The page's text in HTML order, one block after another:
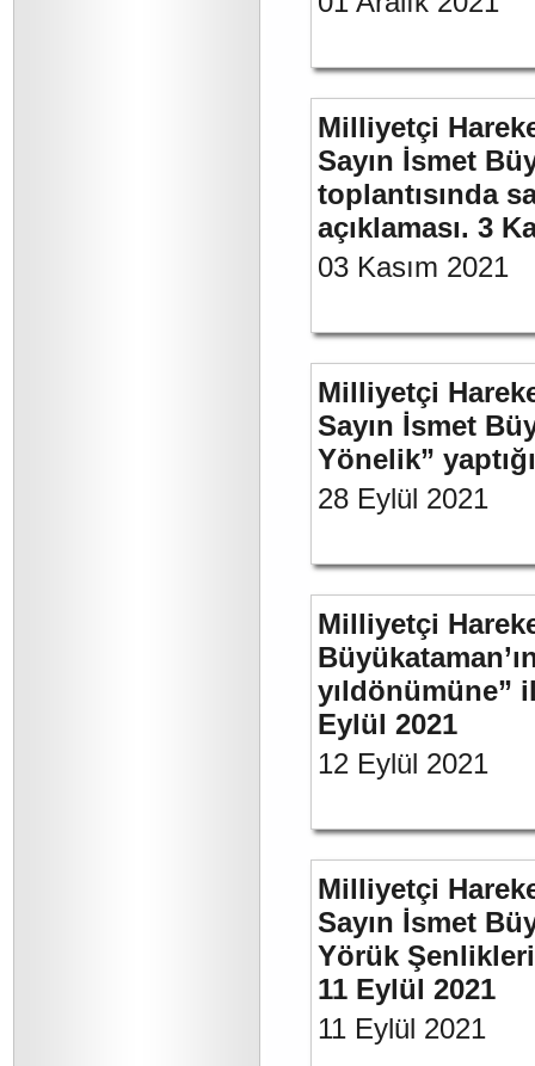
Milliyetçi
Sayın İsmet
toplantısında
açıklaması. 3
03 Kasım 2021
Milliyetçi
Sayın İsmet
Yönelik”
28 Eylül 2021
Milliyetçi
yıldönümüne”
Eylül 2021
12 Eylül 2021
Milliyetçi
Sayın İsmet
Yörük
11 Eylül 2021
11 Eylül 2021